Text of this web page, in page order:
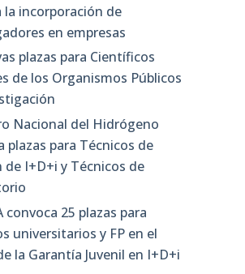
la incorporación de
en empresas
plazas para Científicos
de los Organismos Públicos
Nacional del Hidrógeno
plazas para Técnicos de
de I+D+i y Técnicos de
convoca 25 plazas para
universitarios y FP en el
la Garantía Juvenil en I+D+i